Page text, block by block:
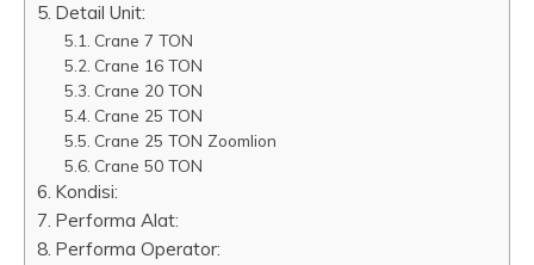
Detail Unit:
Crane 7 TON
Crane 16 TON
Crane 20 TON
Crane 25 TON
Crane 25 TON Zoomlion
Crane 50 TON
Kondisi:
Performa Alat:
Performa Operator: